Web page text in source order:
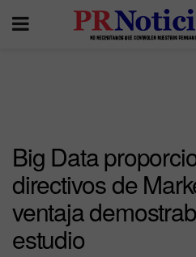
Big Data
directivos de
ventaja
estudio